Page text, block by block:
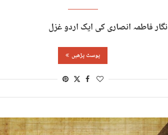
نگار فاطمہ انصاری کی ایک اردو غزل
پوسٹ پڑھیں